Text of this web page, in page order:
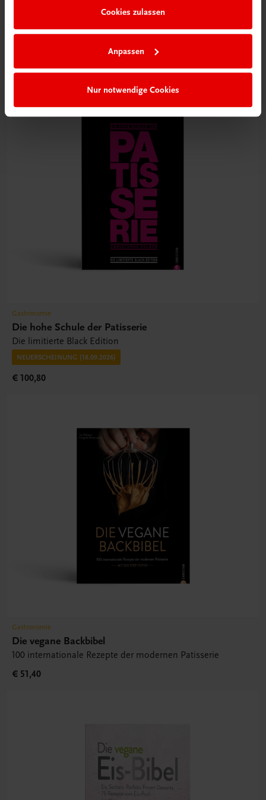
Cookies zulassen
Anpassen
Nur notwendige Cookies
Die große Backschule für perfekte Torten, Kuchen und
Gebäck
€ 25,70
Gastronomie
Die hohe Schule der Patisserie
Die limitierte Black Edition
NEUERSCHEINUNG (18.09.2026)
€ 100,80
Gastronomie
Die vegane Backbibel
100 internationale Rezepte der modernen Patisserie
€ 51,40